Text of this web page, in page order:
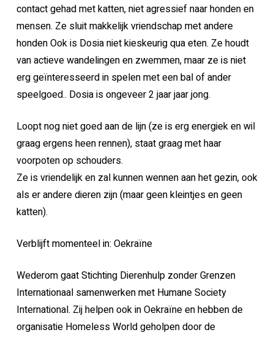
contact gehad met katten, niet agressief naar honden en
mensen. Ze sluit makkelijk vriendschap met andere
honden Ook is Dosia niet kieskeurig qua eten. Ze houdt
van actieve wandelingen en zwemmen, maar ze is niet
erg geïnteresseerd in spelen met een bal of ander
speelgoed.. Dosia is ongeveer 2 jaar jaar jong.
Loopt nog niet goed aan de lijn (ze is erg energiek en wil
graag ergens heen rennen), staat graag met haar
voorpoten op schouders.
Ze is vriendelijk en zal kunnen wennen aan het gezin, ook
als er andere dieren zijn (maar geen kleintjes en geen
katten).
Verblijft momenteel in: Oekraïne
Wederom gaat Stichting Dierenhulp zonder Grenzen
Internationaal samenwerken met Humane Society
International. Zij helpen ook in Oekraïne en hebben de
organisatie Homeless World geholpen door de